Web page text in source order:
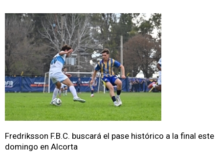
Fredriksson F.B.C. buscará el pase histórico a la final este
domingo en Alcorta